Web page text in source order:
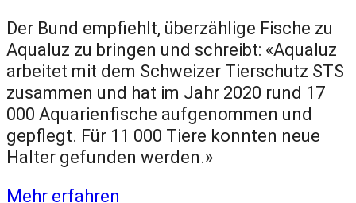
Der Bund empfiehlt, überzählige Fische zu
Aqualuz zu bringen und schreibt: «Aqualuz
arbeitet mit dem Schweizer Tierschutz STS
zusammen und hat im Jahr 2020 rund 17
000 Aquarienfische aufgenommen und
gepflegt. Für 11 000 Tiere konnten neue
Halter gefunden werden.»
Mehr erfahren